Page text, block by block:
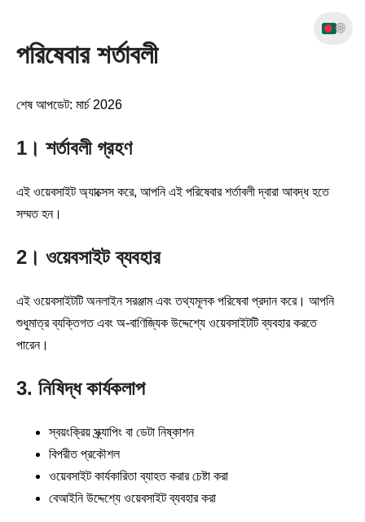
🌐
পরিষেবার শর্তাবলী
শেষ আপডেট: মার্চ 2026
1। শর্তাবলী গ্রহণ
এই ওয়েবসাইট অ্যাক্সেস করে, আপনি এই পরিষেবার শর্তাবলী দ্বারা আবদ্ধ হতে
সম্মত হন।
2। ওয়েবসাইট ব্যবহার
এই ওয়েবসাইটটি অনলাইন সরঞ্জাম এবং তথ্যমূলক পরিষেবা প্রদান করে। আপনি
শুধুমাত্র ব্যক্তিগত এবং অ-বাণিজ্যিক উদ্দেশ্যে ওয়েবসাইটটি ব্যবহার করতে
পারেন।
3. নিষিদ্ধ কার্যকলাপ
স্বয়ংক্রিয় স্ক্র্যাপিং বা ডেটা নিষ্কাশন
বিপরীত প্রকৌশল
ওয়েবসাইট কার্যকারিতা ব্যাহত করার চেষ্টা করা
বেআইনি উদ্দেশ্যে ওয়েবসাইট ব্যবহার করা